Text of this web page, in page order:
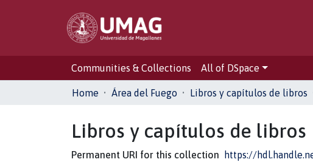
Communities & Collections All of DSpace
Home Área del Fuego Libros y capítulos de libros
Libros y capítulos de libros
Permanent URI for this collection https://